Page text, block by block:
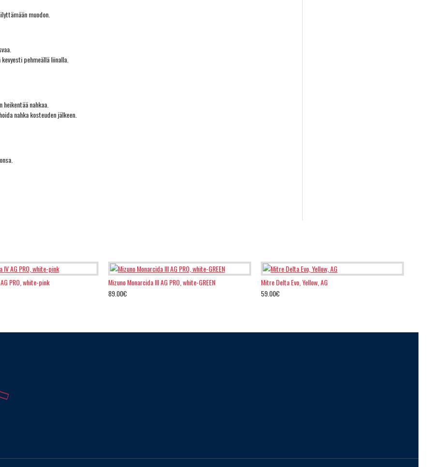
muodon.
pehmeällä liinalla.
nahkaa.
nahka kosteuden jälkeen.
PRO, white-pink
Mizuno Monarcida III AG PRO, white-GREEN
89.00€
Mitre Delta Evo, Yellow, AG
59.00€